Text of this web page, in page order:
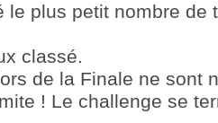
le plus petit nombre de
classé.
de la Finale ne sont
! Le challenge se